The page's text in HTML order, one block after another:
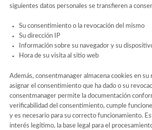
siguientes datos personales se transfieren a
Su consentimiento o la revocación del mismo
Su dirección IP
Información sobre su navegador y su
Hora de su visita al sitio web
Además, consentmanager almacena cookies en su
asignar el consentimiento que ha dado o su
consentmanager permite la documentación
verificabilidad del consentimiento, cumple
y es necesario para su correcto funcionamiento.
interés legítimo, la base legal para el